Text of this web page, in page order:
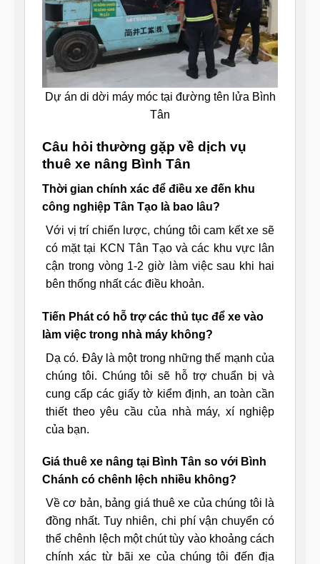
Dự án di dời máy móc tại đường tên lửa Bình
Tân
Câu hỏi thường gặp về dịch vụ
thuê xe nâng Bình Tân
Thời gian chính xác để điều xe đến khu
công nghiệp Tân Tạo là bao lâu?
Với vị trí chiến lược, chúng tôi cam kết xe sẽ
có mặt tại KCN Tân Tạo và các khu vực lân
cận trong vòng 1-2 giờ làm việc sau khi hai
bên thống nhất các điều khoản.
Tiến Phát có hỗ trợ các thủ tục để xe vào
làm việc trong nhà máy không?
Dạ có. Đây là một trong những thế mạnh của
chúng tôi. Chúng tôi sẽ hỗ trợ chuẩn bị và
cung cấp các giấy tờ kiểm định, an toàn cần
thiết theo yêu cầu của nhà máy, xí nghiệp
của bạn.
Giá thuê xe nâng tại Bình Tân so với Bình
Chánh có chênh lệch nhiều không?
Về cơ bản, bảng giá thuê xe của chúng tôi là
đồng nhất. Tuy nhiên, chi phí vận chuyển có
thể chênh lệch một chút tùy vào khoảng cách
chính xác từ bãi xe của chúng tôi đến địa